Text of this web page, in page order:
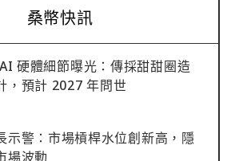
桑幣快訊
硬體細節曝光：傳採甜甜圈造
，預計 2027 年問世
示警：市場槓桿水位創新高，隱
場波動